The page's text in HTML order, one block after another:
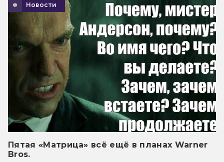
Новости
Пятая «Матрица» всё ещё в планах Warner
Bros.